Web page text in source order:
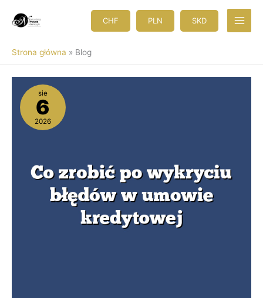
CHF PLN SKD
Strona główna Blog
sie
6
2026
Co
zrobić
po
wykryciu
kredytowej